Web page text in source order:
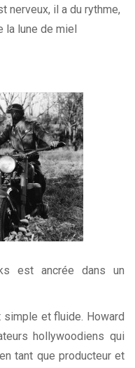
nerveux, il a du rythme,
lune de miel
est ancrée dans un
et fluide. Howard
hollywoodiens qui
tant que producteur et